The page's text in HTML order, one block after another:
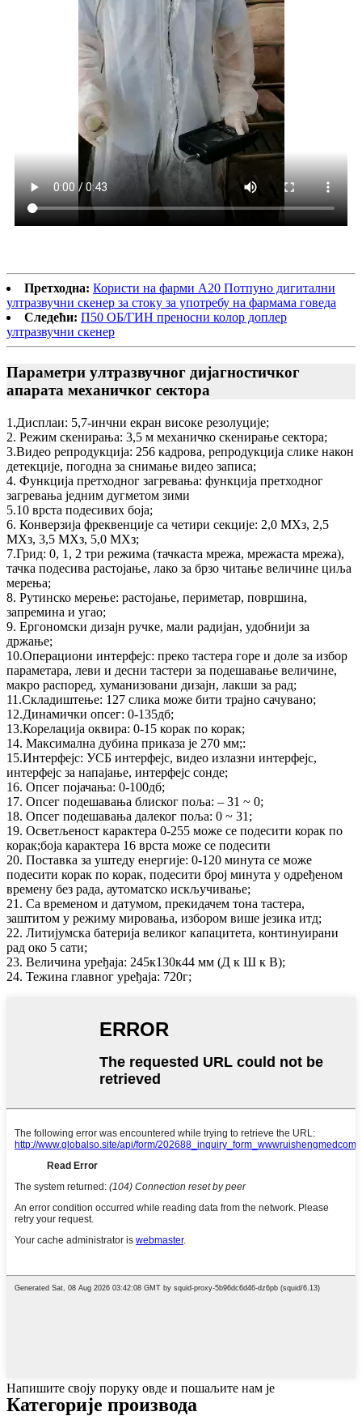
Претходна: Користи на фарми А20 Потпуно дигитални
ултразвучни скенер за стоку за употребу на фармама говеда
Следећи: П50 ОБ/ГИН преносни колор доплер
ултразвучни скенер
Параметри ултразвучног дијагностичког
апарата механичког сектора
1.Дисплаи: 5,7-инчни екран високе резолуције;
2. Режим скенирања: 3,5 м механичко скенирање сектора;
3.Видео репродукција: 256 кадрова, репродукција слике након
детекције, погодна за снимање видео записа;
4. Функција претходног загревања: функција претходног
загревања једним дугметом зими
5.10 врста подесивих боја;
6. Конверзија фреквенције са четири секције: 2,0 МХз, 2,5
МХз, 3,5 МХз, 5,0 МХз;
7.Грид: 0, 1, 2 три режима (тачкаста мрежа, мрежаста мрежа),
тачка подесива растојање, лако за брзо читање величине циља
мерења;
8. Рутинско мерење: растојање, периметар, површина,
запремина и угао;
9. Ергономски дизајн ручке, мали радијан, удобнији за
држање;
10.Операциони интерфејс: преко тастера горе и доле за избор
параметара, леви и десни тастери за подешавање величине,
макро распоред, хуманизовани дизајн, лакши за рад;
11.Складиштење: 127 слика може бити трајно сачувано;
12.Динамички опсег: 0-135дб;
13.Корелација оквира: 0-15 корак по корак;
14. Максимална дубина приказа је 270 мм;:
15.Интерфејс: УСБ интерфејс, видео излазни интерфејс,
интерфејс за напајање, интерфејс сонде;
16. Опсег појачања: 0-100дб;
17. Опсег подешавања блиског поља: – 31 ~ 0;
18. Опсег подешавања далеког поља: 0 ~ 31;
19. Осветљеност карактера 0-255 може се подесити корак по
корак;боја карактера 16 врста може се подесити
20. Поставка за уштеду енергије: 0-120 минута се може
подесити корак по корак, подесити број минута у одређеном
времену без рада, аутоматско искључивање;
21. Са временом и датумом, прекидачем тона тастера,
заштитом у режиму мировања, избором више језика итд;
22. Литијумска батерија великог капацитета, континуирани
рад око 5 сати;
23. Величина уређаја: 245к130к44 мм (Д к Ш к В);
24. Тежина главног уређаја: 720г;
Напишите своју поруку овде и пошаљите нам је
Категорије производа